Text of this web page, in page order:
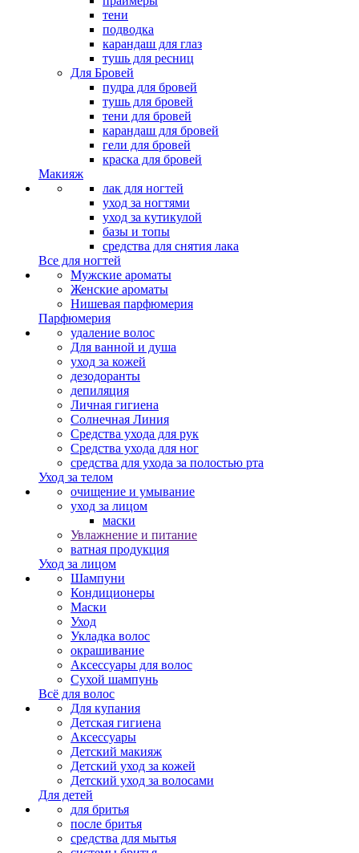
тени
подводка
карандаш для глаз
тушь для ресниц
Для Бровей
пудра для бровей
тушь для бровей
тени для бровей
карандаш для бровей
гели для бровей
краска для бровей
Макияж
лак для ногтей
уход за ногтями
уход за кутикулой
базы и топы
средства для снятия лака
Все для ногтей
Мужские ароматы
Женские ароматы
Нишевая парфюмерия
Парфюмерия
удаление волос
Для ванной и душа
уход за кожей
дезодоранты
депиляция
Личная гигиена
Солнечная Линия
Средства ухода для рук
Средства ухода для ног
средства для ухода за полостью рта
Уход за телом
очищение и умывание
уход за лицом
маски
Увлажнение и питание
ватная продукция
Уход за лицом
Шампуни
Кондиционеры
Маски
Уход
Укладка волос
окрашивание
Аксессуары для волос
Сухой шампунь
Всё для волос
Для купания
Детская гигиена
Аксессуары
Детский макияж
Детский уход за кожей
Детский уход за волосами
Для детей
для бритья
после бритья
средства для мытья